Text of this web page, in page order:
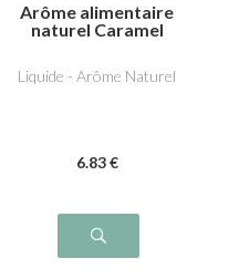
Arôme alimentaire
naturel Caramel
Liquide - Arôme Naturel
6.83 €